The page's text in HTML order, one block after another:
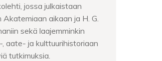
jossa julkaistaan
Akatemiaan aikaan ja H. G.
sekä laajemminkin
aate- ja kulttuurihistoriaan
tutkimuksia.